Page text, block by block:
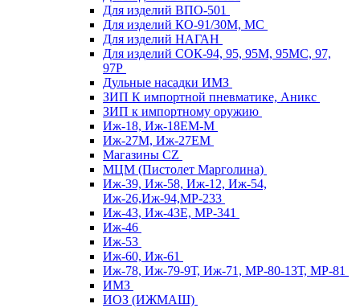
Для изделий ВПО-501
Для изделий КО-91/30М, МС
Для изделий НАГАН
Для изделий СОК-94, 95, 95М, 95МС, 97,
97Р
Дульные насадки ИМЗ
ЗИП К импортной пневматике, Аникс
ЗИП к импортному оружию
Иж-18, Иж-18ЕМ-М
Иж-27М, Иж-27ЕМ
Магазины CZ
МЦМ (Пистолет Марголина)
Иж-39, Иж-58, Иж-12, Иж-54,
Иж-26,Иж-94,МР-233
Иж-43, Иж-43Е, МР-341
Иж-46
Иж-53
Иж-60, Иж-61
Иж-78, Иж-79-9Т, Иж-71, МР-80-13Т, МР-81
ИМЗ
ИОЗ (ИЖМАШ)